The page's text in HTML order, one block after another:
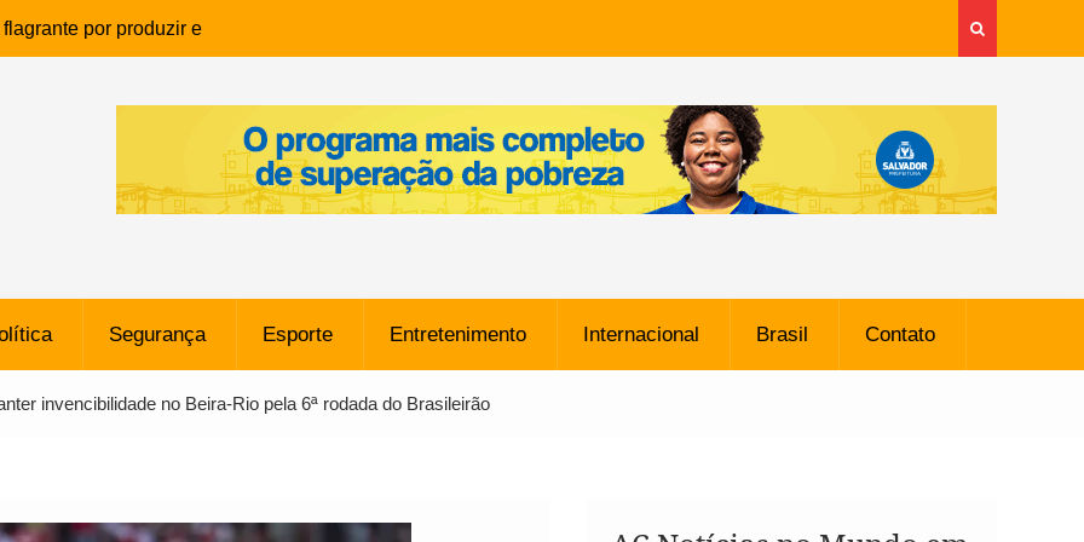
por produzir e
infantil em Eunápolis
morreu após ataque
sem restrições e pode
o Vasco
SpaceX Colide com a Lua
Metros, Afirma a Nasa
Segurança Esporte Entretenimento Internacional Brasil Contato
invencibilidade no Beira-Rio pela 6ª rodada do Brasileirão